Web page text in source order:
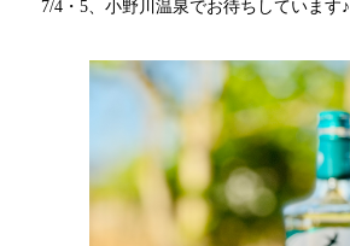
7/4・5、小野川温泉でお待ちしています♪